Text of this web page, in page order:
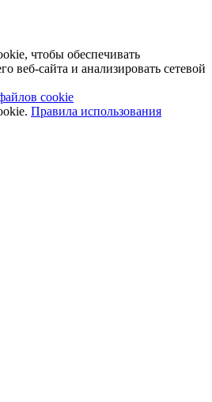
чтобы обеспечивать
веб-сайта и анализировать сетевой
cookie
Правила использования